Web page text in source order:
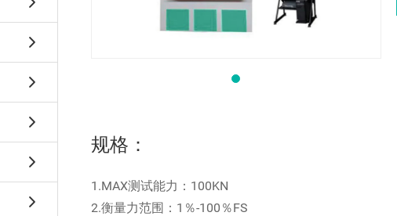
规格：
1.MAX测试能力：100KN
2.衡量力范围：1％-100％FS